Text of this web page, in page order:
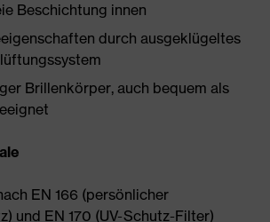
Beschichtung innen
durch ausgeklügeltes
Brillenkörper, auch bequem als
EN 166 (persönlicher
und EN 170 (UV-Schutz-Filter)